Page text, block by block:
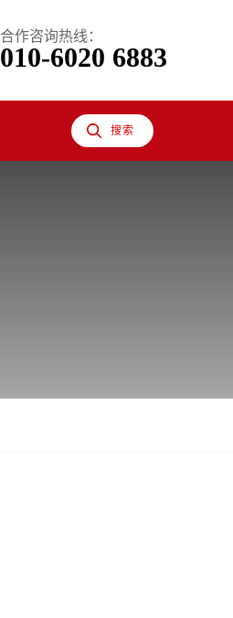
合作咨询热线：
010-6020 6883